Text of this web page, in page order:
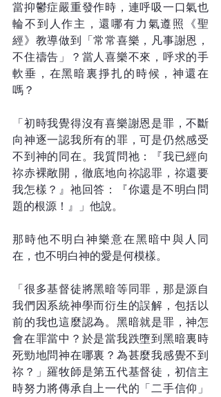
當抑鬱症嚴重發作時，連呼吸一口氣也
輪不到人作主，還哪有力氣遵照《聖
經》教導做到「常常喜樂，凡事謝恩，
不住禱告」？當人喜樂不來，呼求的手
軟垂，在黑暗裏掙扎的時候，神還在
嗎？
「初時我覺得沒有喜樂謝恩是罪，不斷
向神逐一認我所有的罪，可是仍然感受
不到神的同在。我質問祂：『我已經向
祢赤裸敞開，徹底地向祢認罪，祢還要
我怎樣？』祂回答：『你還是不明白問
題的根源！』」他說。
那時他不明白神樂意在黑暗中與人同
在，也不明白神的愛是何模樣。
「很多基督徒將黑暗等同罪，那是源自
我們因系統神學而衍生的誤解，包括以
前的我也這麼認為。黑暗就是罪，神怎
會在罪當中？於是當我跌墮到黑暗裏時
死勁地問神在哪裏？為甚麼我感覺不到
祢？」羅牧師是第五代基督徒，初信主
時努力將傳承自上一代的「二手信仰」